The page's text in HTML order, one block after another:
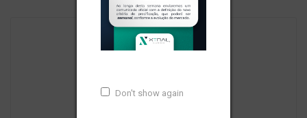
Don't show again